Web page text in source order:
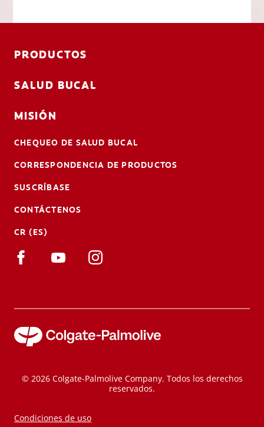
PRODUCTOS
SALUD BUCAL
MISIÓN
CHEQUEO DE SALUD BUCAL
CORRESPONDENCIA DE PRODUCTOS
SUSCRÍBASE
CONTÁCTENOS
CR (ES)
© 2026 Colgate-Palmolive Company. Todos los derechos
reservados.
Condiciones de uso